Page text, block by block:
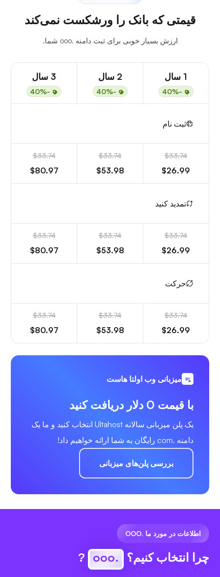
قیمتی که بانک را ورشکست نمی‌کند
ارزش بسیار خوبی برای ثبت دامنه .ooo شما.
1 سال
-40%
2 سال
-40%
3 سال
-40%
ثبت نام
$33.74
$26.99
$33.74
$53.98
$33.74
$80.97
تمدید کنید
$33.74
$26.99
$33.74
$53.98
$33.74
$80.97
حرکت
$33.74
$26.99
$33.74
$53.98
$33.74
$80.97
میزبانی وب اولتا هاست
با قیمت 0 دلار دریافت کنید
یک پلن میزبانی سالانه Ultahost انتخاب کنید و ما یک
دامنه .com رایگان به شما ارائه خواهیم داد!
بررسی پلن‌های میزبانی
اطلاعات در مورد ما .OOO
چرا انتخاب کنیم؟ .ooo
?